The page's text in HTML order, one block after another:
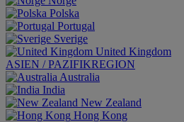
Polska
Portugal
Sverige
United Kingdom
ASIEN / PAZIFIKREGION
Australia
India
New Zealand
Hong Kong